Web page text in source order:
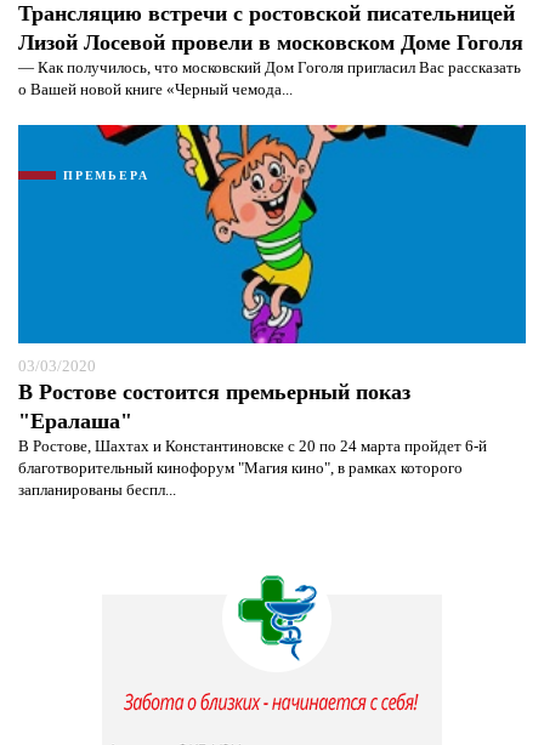
Трансляцию встречи с ростовской писательницей
Лизой Лосевой провели в московском Доме Гоголя
— Как получилось, что московский Дом Гоголя пригласил Вас рассказать
о Вашей новой книге «Черный чемода...
ПРЕМЬЕРА
03/03/2020
В Ростове состоится премьерный показ
"Ералаша"
В Ростове, Шахтах и Константиновске с 20 по 24 марта пройдет 6-й
благотворительный кинофорум "Магия кино", в рамках которого
запланированы беспл...